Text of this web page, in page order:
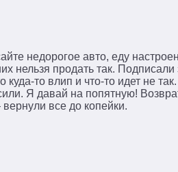
недорогое авто, еду
нельзя продать так.
то влип и что-то идет не
Я давай на попятную!
все до копейки.